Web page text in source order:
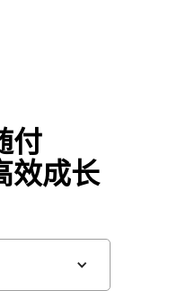
付
效成长